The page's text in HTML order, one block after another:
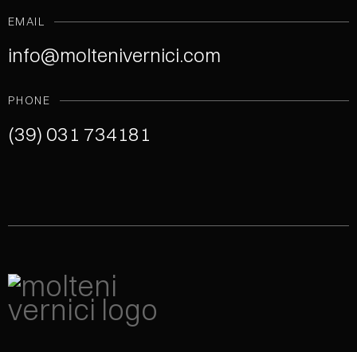
EMAIL
info@moltenivernici.com
PHONE
(39) 031 734181